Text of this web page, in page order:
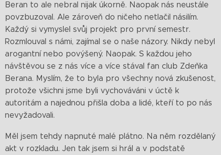
Beran to ale nebral nijak úkorně. Naopak nás neustále
povzbuzoval. Ale zároveň do ničeho netlačil násilím.
Každý si vymyslel svůj projekt pro první semestr.
Rozmlouval s námi, zajímal se o naše názory. Nikdy nebyl
arogantní nebo povýšený. Naopak. S každou jeho
návštěvou se z nás více a více stával fan club Zdeňka
Berana. Myslím, že to byla pro všechny nová zkušenost,
protože všichni jsme byli vychováváni v úctě k
autoritám a najednou přišla doba a lidé, kteří to po nás
nevyžadovali.
Měl jsem tehdy napnuté malé plátno. Na něm rozdělaný
akt v rozkladu. Jen tak jsem si hrál a v podstatě